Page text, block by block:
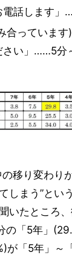
電話します
合っていま
さい」……5分
移り変わり
しまう”とい
いたところ
の「5年」
が「5年」～